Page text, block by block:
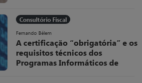
O Decreto-Lei, nº 199/96, de 18 de
Outubro, veio regular, no sistema
fiscal português, um dos Regimes
Especiais de Tributação do IVA
Consultório Fiscal
Fernando Bélem
A certificação “obrigatória” e os
requisitos técnicos dos
Programas Informáticos de